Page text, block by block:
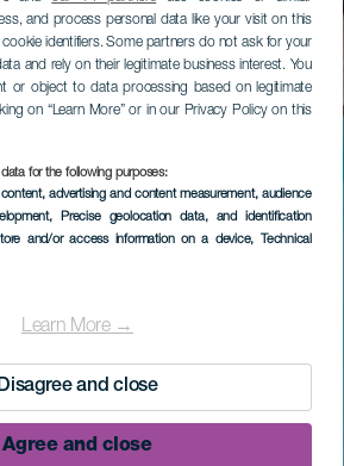
and process personal data like your visit on this
identifiers. Some partners do not ask for your
and rely on their legitimate business interest. You
or object to data processing based on legitimate
on “Learn More” or in our Privacy Policy on this
for the following purposes:
advertising and content measurement, audience
, Precise geolocation data, and identification
and/or access information on a device, Technical
Learn More →
and close
Agree and close